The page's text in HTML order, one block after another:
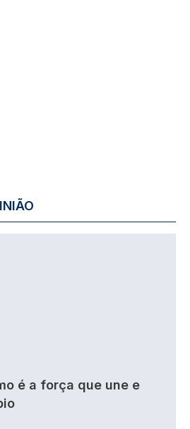
é a força que une e